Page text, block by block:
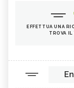
EFFETTUA UNA
TROVA IL